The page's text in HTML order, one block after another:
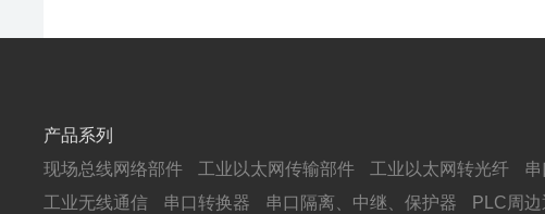
产品系列
现场总线网络部件
工业以太网传输部件 工业以太网转光纤
工业无线通信
串口转换器 串口隔离、中继、保护器 PLC周